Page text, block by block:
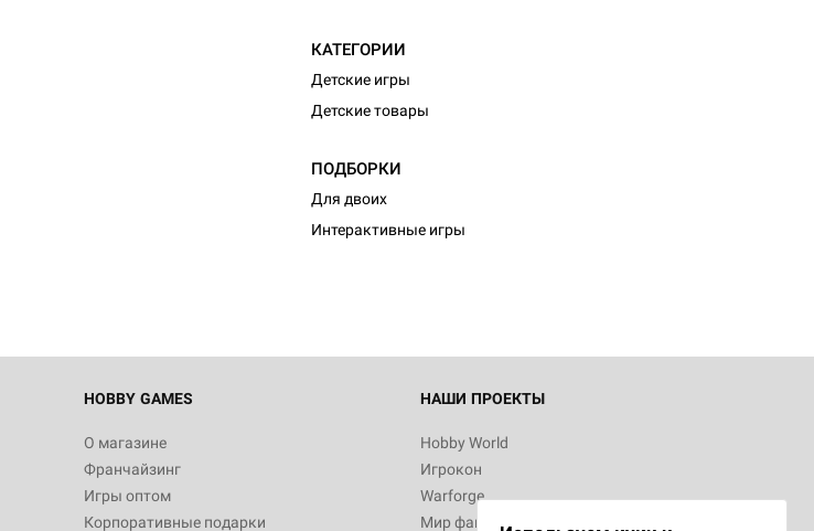
КАТЕГОРИИ
Детские игры
Детские товары
ПОДБОРКИ
Для двоих
Интерактивные игры
HOBBY GAMES
О магазине
Франчайзинг
Игры оптом
Корпоративные подарки
НАШИ ПРОЕКТЫ
Hobby World
Игрокон
Warforge
Мир фантастики
Настольная игра Hobby World Журнал
"Мир фантастики. Спецвыпуск: Братья
империи: Боевая тревога
799
Настольная игра Hobby World Сумерки
империи. Четвёртая редакция: Грозовой
Рубеж